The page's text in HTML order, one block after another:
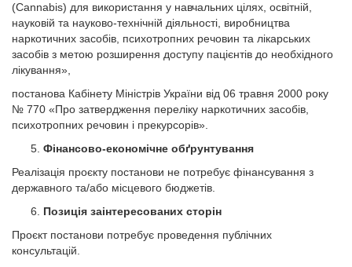
(Cannabis) для використання у навчальних цілях, освітній,
науковій та науково-технічній діяльності, виробництва
наркотичних засобів, психотропних речовин та лікарських
засобів з метою розширення доступу пацієнтів до необхідного
лікування»,
постанова Кабінету Міністрів України від 06 травня 2000 року
№ 770 «Про затвердження переліку наркотичних засобів,
психотропних речовин і прекурсорів».
Фінансово-економічне обґрунтування
Реалізація проєкту постанови не потребує фінансування з
державного та/або місцевого бюджетів.
Позиція заінтересованих сторін
Проєкт постанови потребує проведення публічних
консультацій.